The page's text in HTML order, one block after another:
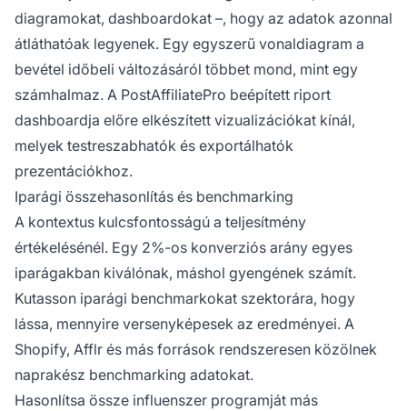
diagramokat, dashboardokat –, hogy az adatok azonnal
átláthatóak legyenek. Egy egyszerű vonaldiagram a
bevétel időbeli változásáról többet mond, mint egy
számhalmaz. A PostAffiliatePro beépített riport
dashboardja előre elkészített vizualizációkat kínál,
melyek testreszabhatók és exportálhatók
prezentációkhoz.
Iparági összehasonlítás és benchmarking
A kontextus kulcsfontosságú a teljesítmény
értékelésénél. Egy 2%-os konverziós arány egyes
iparágakban kiválónak, máshol gyengének számít.
Kutasson iparági benchmarkokat szektorára, hogy
lássa, mennyire versenyképesek az eredményei. A
Shopify, Afflr és más források rendszeresen közölnek
naprakész benchmarking adatokat.
Hasonlítsa össze influenszer programját más